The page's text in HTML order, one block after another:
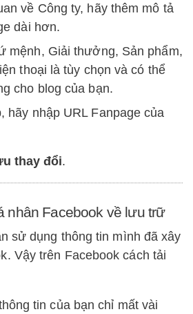
về Công ty, hãy thêm mô tả
dài hơn.
mệnh, Giải thưởng, Sản phẩm,
thoại là tùy chọn và có thể
cho blog của bạn.
hãy nhập URL Fanpage của
thay đổi.
nhân Facebook về lưu trữ
sử dụng thông tin mình đã xây
Vậy trên Facebook cách tải
tin của bạn chỉ mất vài